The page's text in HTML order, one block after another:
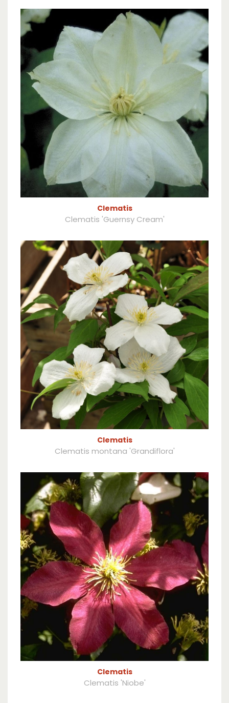
Clematis
Clematis 'Guernsy Cream'
Clematis
Clematis montana 'Grandiflora'
Clematis
Clematis 'Niobe'